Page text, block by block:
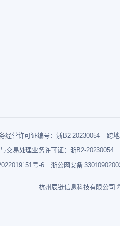
经营许可证编号：浙B2-20230054
跨
交易处理业务许可证：浙B2-20230054
号-6
浙公网安备
杭州辰链信息科技有限公司